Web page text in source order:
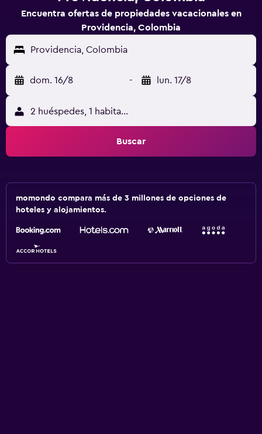
Encuentra ofertas de propiedades vacacionales en
Providencia, Colombia
Providencia, Colombia
dom. 16/8 - lun. 17/8
2 huéspedes, 1 habitación
Buscar
momondo compara más de 3 millones de opciones de
hoteles y alojamientos.